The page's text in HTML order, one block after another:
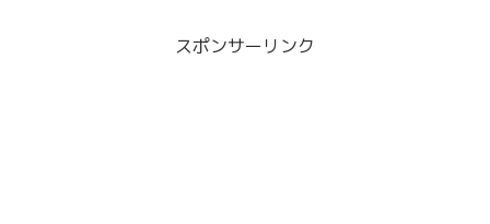
スポンサーリンク